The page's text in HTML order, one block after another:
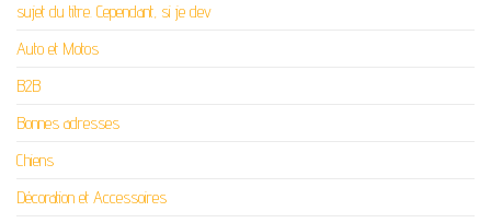
sujet du titre. Cependant, si je dev
Auto et Motos
B2B
Bonnes adresses
Chiens
Décoration et Accessoires